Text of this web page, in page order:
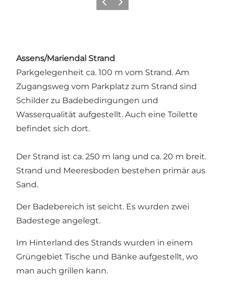
ZurückWeiter
Assens/Mariendal Strand
Parkgelegenheit ca. 100 m vom Strand. Am
Zugangsweg vom Parkplatz zum Strand sind
Schilder zu Badebedingungen und
Wasserqualität aufgestellt. Auch eine Toilette
befindet sich dort.
Der Strand ist ca. 250 m lang und ca. 20 m breit.
Strand und Meeresboden bestehen primär aus
Sand.
Der Badebereich ist seicht. Es wurden zwei
Badestege angelegt.
Im Hinterland des Strands wurden in einem
Grüngebiet Tische und Bänke aufgestellt, wo
man auch grillen kann.